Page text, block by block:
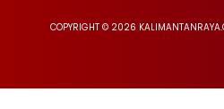
COPYRIGHT © 2026